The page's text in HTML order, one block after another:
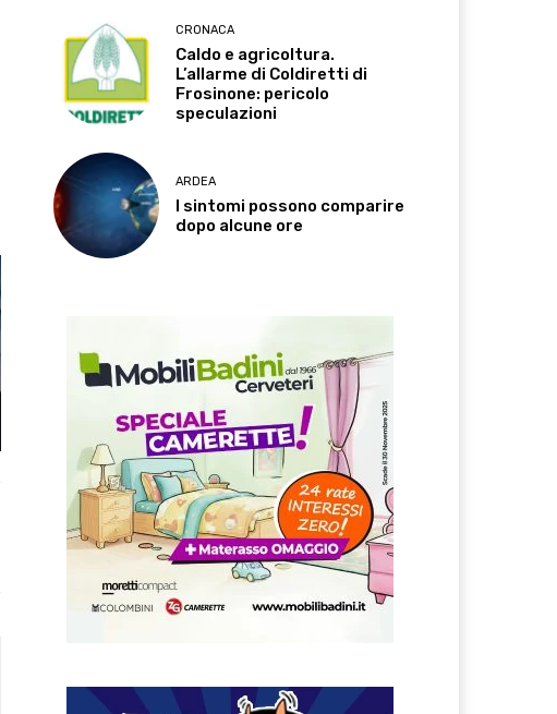
CRONACA
Caldo e agricoltura.
L’allarme di Coldiretti di
Frosinone: pericolo
speculazioni
ARDEA
I sintomi possono comparire
dopo alcune ore